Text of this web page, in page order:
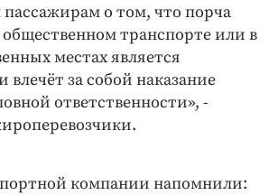
о том, что порча
транспорте или в
местах является
влечёт за собой наказание
ответственности», -
компании напомнили: